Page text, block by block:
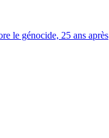
le génocide, 25 ans après